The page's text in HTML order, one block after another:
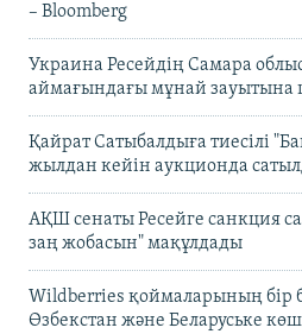
– Bloomberg
Украина Ресейдің Самара
аймағындағы мұнай зауытына
Қайрат Сатыбалдыға тиесілі
жылдан кейін аукционда
АҚШ сенаты Ресейге санкция
заң жобасын" мақұлдады
Wildberries қоймаларының бір
Өзбекстан және Беларуське